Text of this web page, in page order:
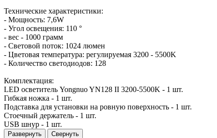
Технические характеристики:
- Мощность: 7,6W
- Угол освещения: 110 °
- вес - 1000 грамм
- Световой поток: 1024 люмен
- Цветовая температура: регулируемая 3200 - 5500K
- Количество светодиодов: 128
Комплектация:
LED осветитель Yongnuo YN128 II 3200-5500K - 1 шт.
Гибкая ножка - 1 шт.
Подставка для установки на ровную поверхность - 1 шт.
Стоечный держатель - 1 шт.
USB шнур - 1 шт.
Развернуть Свернуть